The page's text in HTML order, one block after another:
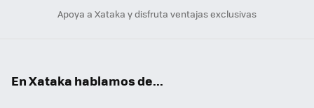
Apoya a Xataka y disfruta ventajas exclusivas
En Xataka hablamos de...